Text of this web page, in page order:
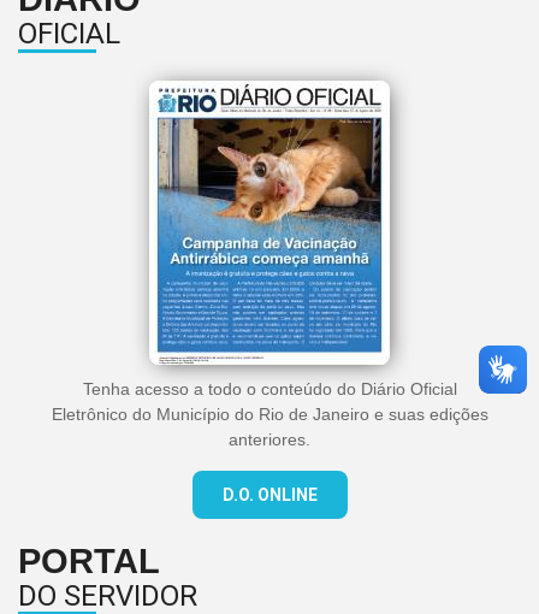
OFICIAL
Tenha acesso a todo o conteúdo do Diário Oficial
Eletrônico do Município do Rio de Janeiro e suas edições
anteriores.
D.O. ONLINE
PORTAL
DO SERVIDOR